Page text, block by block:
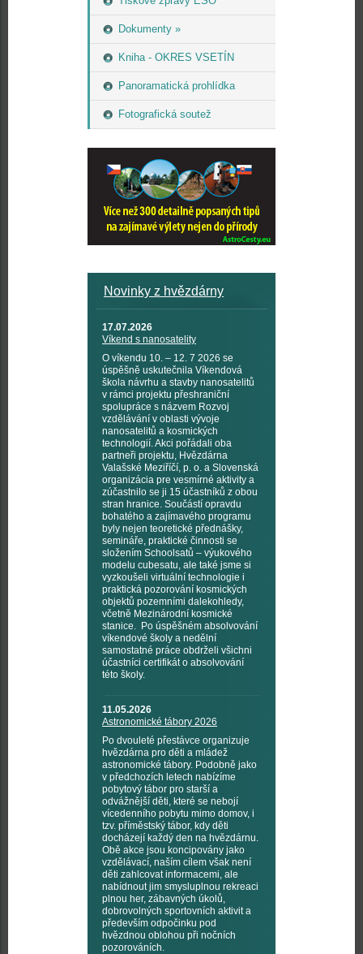
Dokumenty »
Kniha - OKRES VSETÍN
Panoramatická prohlídka
Fotografická soutež
Novinky z hvězdárny
17.07.2026
Víkend s nanosatelity
O víkendu 10. – 12. 7 2026 se
úspěšně uskutečnila Víkendová
škola návrhu a stavby nanosatelitů
v rámci projektu přeshraniční
spolupráce s názvem Rozvoj
vzdělávání v oblasti vývoje
nanosatelitů a kosmických
technologií. Akci pořádali oba
partneři projektu, Hvězdárna
Valašské Meziříčí, p. o. a Slovenská
organizácia pre vesmírné aktivity a
zúčastnilo se ji 15 účastníků z obou
stran hranice. Součástí opravdu
bohatého a zajímavého programu
byly nejen teoretické přednášky,
semináře, praktické činnosti se
složením Schoolsatů – výukového
modelu cubesatu, ale také jsme si
vyzkoušeli virtuální technologie i
praktická pozorování kosmických
objektů pozemními dalekohledy,
včetně Mezinárodní kosmické
stanice. Po úspěšném absolvování
víkendové školy a nedělní
samostatné práce obdrželi všichni
účastníci certifikát o absolvování
této školy.
11.05.2026
Astronomické tábory 2026
Po dvouleté přestávce organizuje
hvězdárna pro děti a mládež
astronomické tábory. Podobně jako
v předchozích letech nabízíme
pobytový tábor pro starší a
odvážnější děti, které se nebojí
vícedenního pobytu mimo domov, i
tzv. příměstský tábor, kdy děti
docházejí každý den na hvězdárnu.
Obě akce jsou koncipovány jako
vzdělávací, naším cílem však není
děti zahlcovat informacemi, ale
nabídnout jim smysluplnou rekreaci
plnou her, zábavných úkolů,
dobrovolných sportovních aktivit a
především odpočinku pod
hvězdnou oblohou při nočních
pozorováních.